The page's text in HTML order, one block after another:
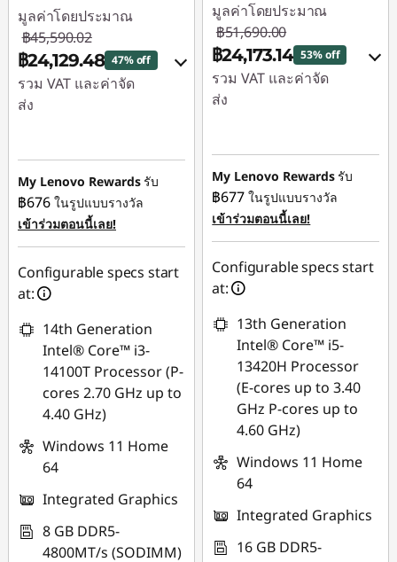
มูลค่าโดยประมาณ
฿45,590.02
฿24,129.48 47% off
รวม VAT และค่าจัด
ส่ง
฿20,988.51
การประหยัด
eCoupon :-฿472.03
ใช้ eCoupon :
88SALETH
My Lenovo Rewardsรับ
฿676 ในรูปแบบรางวัล
เข้าร่วมตอนนี้เลย!
Configurable specs start
at:
14th Generation
Intel® Core™ i3-
14100T Processor (P-
cores 2.70 GHz up to
4.40 GHz)
Windows 11 Home
64
Integrated Graphics
8 GB DDR5-
4800MT/s (SODIMM)
มูลค่าโดยประมาณ
฿51,690.00
฿24,173.14 53% off
รวม VAT และค่าจัด
ส่ง
฿27,023.53
การประหยัด
eCoupon :-฿493.33
ใช้ eCoupon :
88SALETH
My Lenovo Rewardsรับ
฿677 ในรูปแบบรางวัล
เข้าร่วมตอนนี้เลย!
Configurable specs start
at:
13th Generation
Intel® Core™ i5-
13420H Processor
(E-cores up to 3.40
GHz P-cores up to
4.60 GHz)
Windows 11 Home
64
Integrated Graphics
16 GB DDR5-